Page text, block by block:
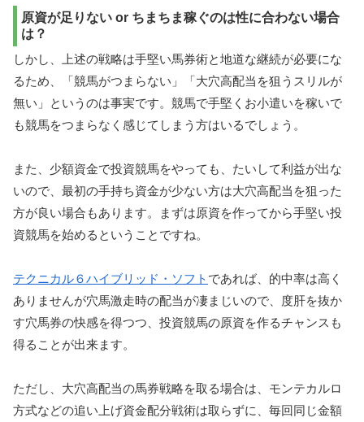
原資が足りない or ちまちま稼ぐのは性に合わない場合
は？
しかし、上述の戦略は手堅い馬券術と地道な継続が必要にな
るため、「競馬がつまらない」「大穴高配当を狙うスリルが
無い」というのは事実です。競馬で手堅くお小遣いを稼いで
も競馬をつまらなく感じてしまう方はいるでしょう。
また、少額資金で投資競馬をやっても、たいして利益が出な
いので、最初の手持ち資金が少ない方は大穴高配当を狙った
方が良い場合もあります。まずは原資を作ってから手堅い投
資競馬を始めるということですね。
テクニカル６ハイブリッド・ソフト であれば、的中率は高く
ありませんが穴馬激走時の配当が凄まじいので、度肝を抜か
す穴馬券の快感を得つつ、投資競馬の原資を作るチャンスも
得ることが出来ます。
ただし、大穴高配当の馬券戦略を取る場合は、モンテカルロ
方式などの追い上げ資金配分戦術は取らずに、毎回同じ金額